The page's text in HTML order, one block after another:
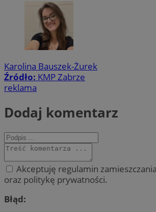
Karolina Bauszek-Żurek
Źródło: KMP Zabrze
reklama
Dodaj komentarz
Akceptuję regulamin
oraz politykę prywatności.
Błąd: